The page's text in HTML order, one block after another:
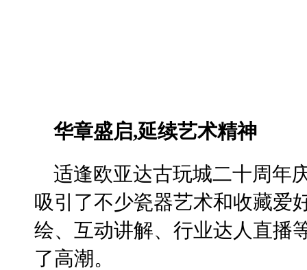
华章盛启,延续艺术精神
适逢欧亚达古玩城二十周年
吸引了不少瓷器艺术和收藏爱
绘、互动讲解、行业达人直播
了高潮。